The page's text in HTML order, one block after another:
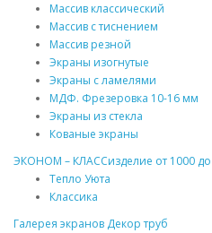
Массив классический
Массив с тиснением
Массив резной
Экраны изогнутые
Экраны с ламелями
МДФ. Фрезеровка 10-16 мм
Экраны из стекла
Кованые экраны
ЭКОНОМ – КЛАССизделие от 1000 до
Тепло Уюта
Классика
Галерея экранов Декортруб